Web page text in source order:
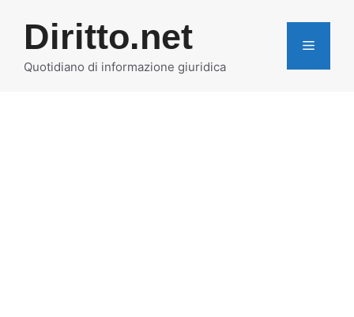
contenuto
Diritto.net
Quotidiano di informazione giuridica
MENU